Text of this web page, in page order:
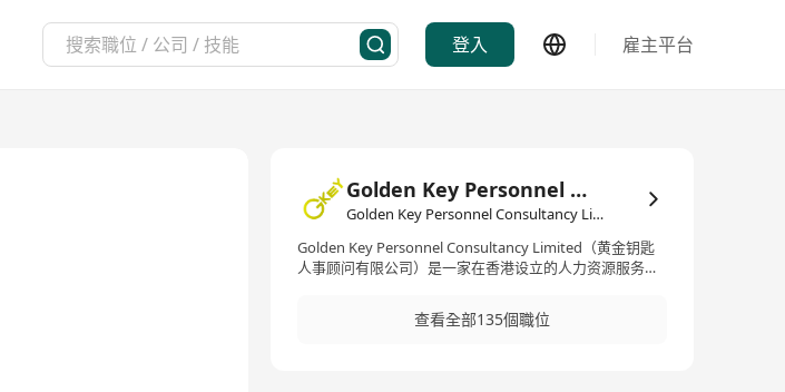
登入 雇主平台
Golden Key Personnel Consultancy Limited
Golden Key Personnel Consultancy Limited·人力資源管理/顧問
Golden Key Personnel Consultancy Limited（黄金钥匙
人事顾问有限公司）是一家在香港设立的人力资源服务公
模式。我们提供高管、毕业生、信息通信技术、专业领域
和专业人才的招聘服务，为公司和个人搭建桥梁。作为领
查看全部135個職位